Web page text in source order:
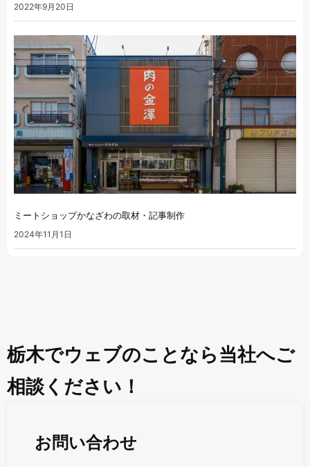
2022年9月20日
ミートショップかなざわの取材・記事制作
2024年11月1日
栃木でウェブのことなら当社へご
相談ください！
お問い合わせ